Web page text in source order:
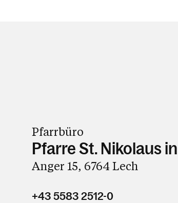
Pfarrbüro
Pfarre St. Nikolaus
Anger 15, 6764 Lech
+43 5583 2512-0